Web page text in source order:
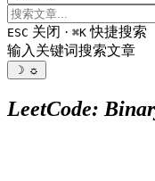
ESC 关闭 · ⌘K 快捷搜索
输入关键词搜索文章
☽ ☼
LeetCode: